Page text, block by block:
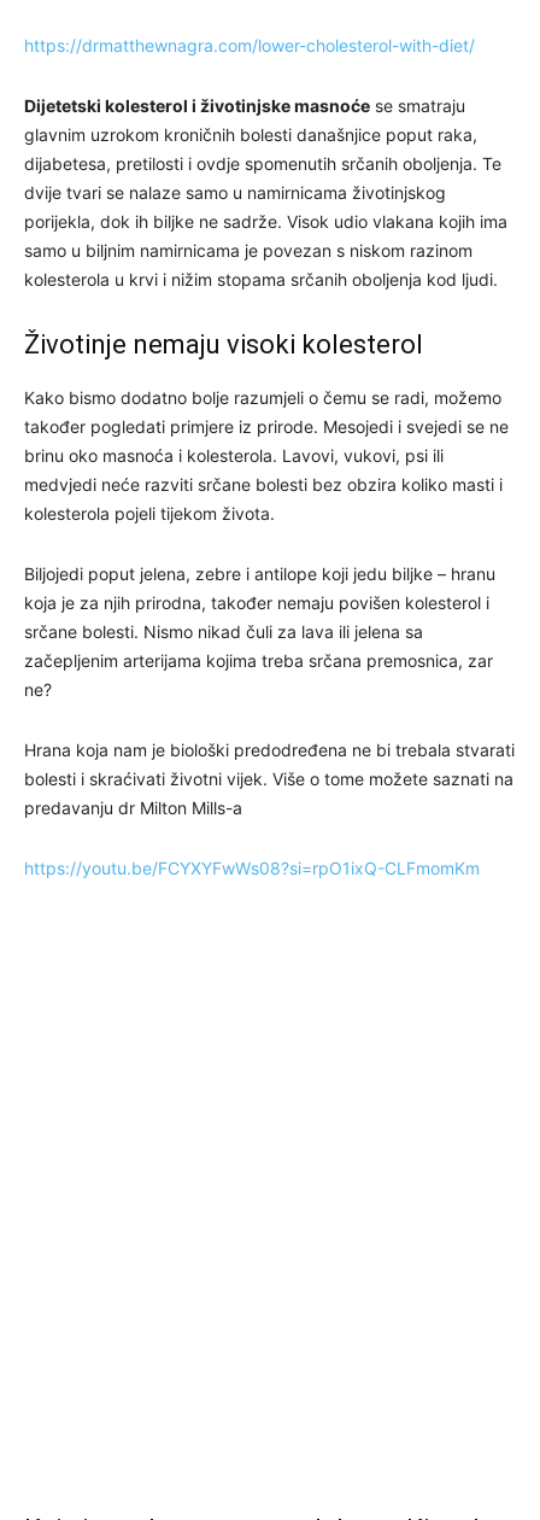
https://drmatthewnagra.com/lower-cholesterol-with-diet/
Dijetetski kolesterol i životinjske masnoće se smatraju
glavnim uzrokom kroničnih bolesti današnjice poput raka,
dijabetesa, pretilosti i ovdje spomenutih srčanih oboljenja. Te
dvije tvari se nalaze samo u namirnicama životinjskog
porijekla, dok ih biljke ne sadrže. Visok udio vlakana kojih ima
samo u biljnim namirnicama je povezan s niskom razinom
kolesterola u krvi i nižim stopama srčanih oboljenja kod ljudi.
Životinje nemaju visoki kolesterol
Kako bismo dodatno bolje razumjeli o čemu se radi, možemo
također pogledati primjere iz prirode. Mesojedi i svejedi se ne
brinu oko masnoća i kolesterola. Lavovi, vukovi, psi ili
medvjedi neće razviti srčane bolesti bez obzira koliko masti i
kolesterola pojeli tijekom života.
Biljojedi poput jelena, zebre i antilope koji jedu biljke – hranu
koja je za njih prirodna, također nemaju povišen kolesterol i
srčane bolesti. Nismo nikad čuli za lava ili jelena sa
začepljenim arterijama kojima treba srčana premosnica, zar
ne?
Hrana koja nam je biološki predodređena ne bi trebala stvarati
bolesti i skraćivati životni vijek. Više o tome možete saznati na
predavanju dr Milton Mills-a
https://youtu.be/FCYXYFwWs08?si=rpO1ixQ-CLFmomKm